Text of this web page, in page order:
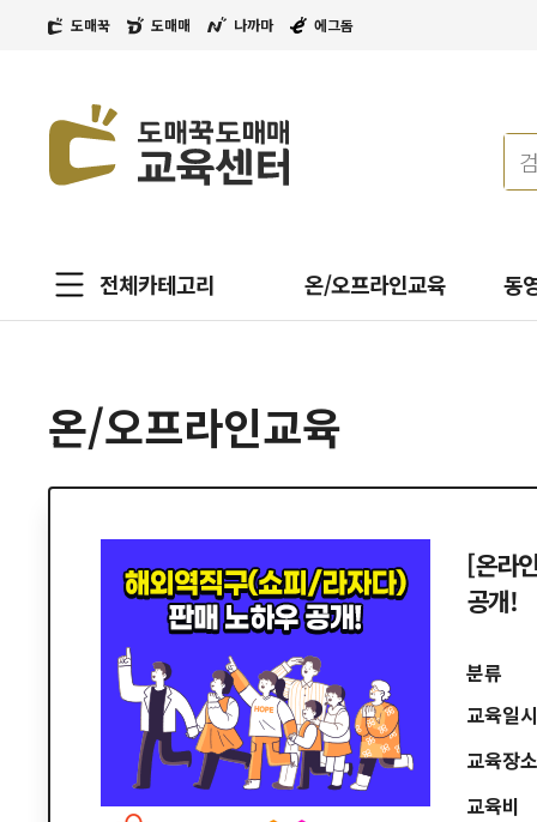
도매꾹 도매매 나까마 에그돔
전체카테고리 온/오프라인교육 동
온/오프라인교육
[온라
공개!
분류
교육일시
교육장소
교육비